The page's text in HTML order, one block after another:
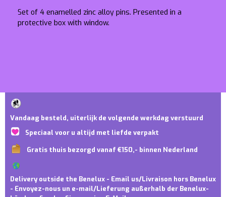
Set of 4 enamelled zinc alloy pins. Presented in a
protective box with window.
Vandaag besteld, uiterlijk de volgende werkdag verstuurd
Speciaal voor u altijd met liefde verpakt
Gratis thuis bezorgd vanaf €150,- binnen Nederland
Delivery outside the Benelux - Email us/Livraison hors Benelux
- Envoyez-nous un e-mail/Lieferung außerhalb der Benelux-